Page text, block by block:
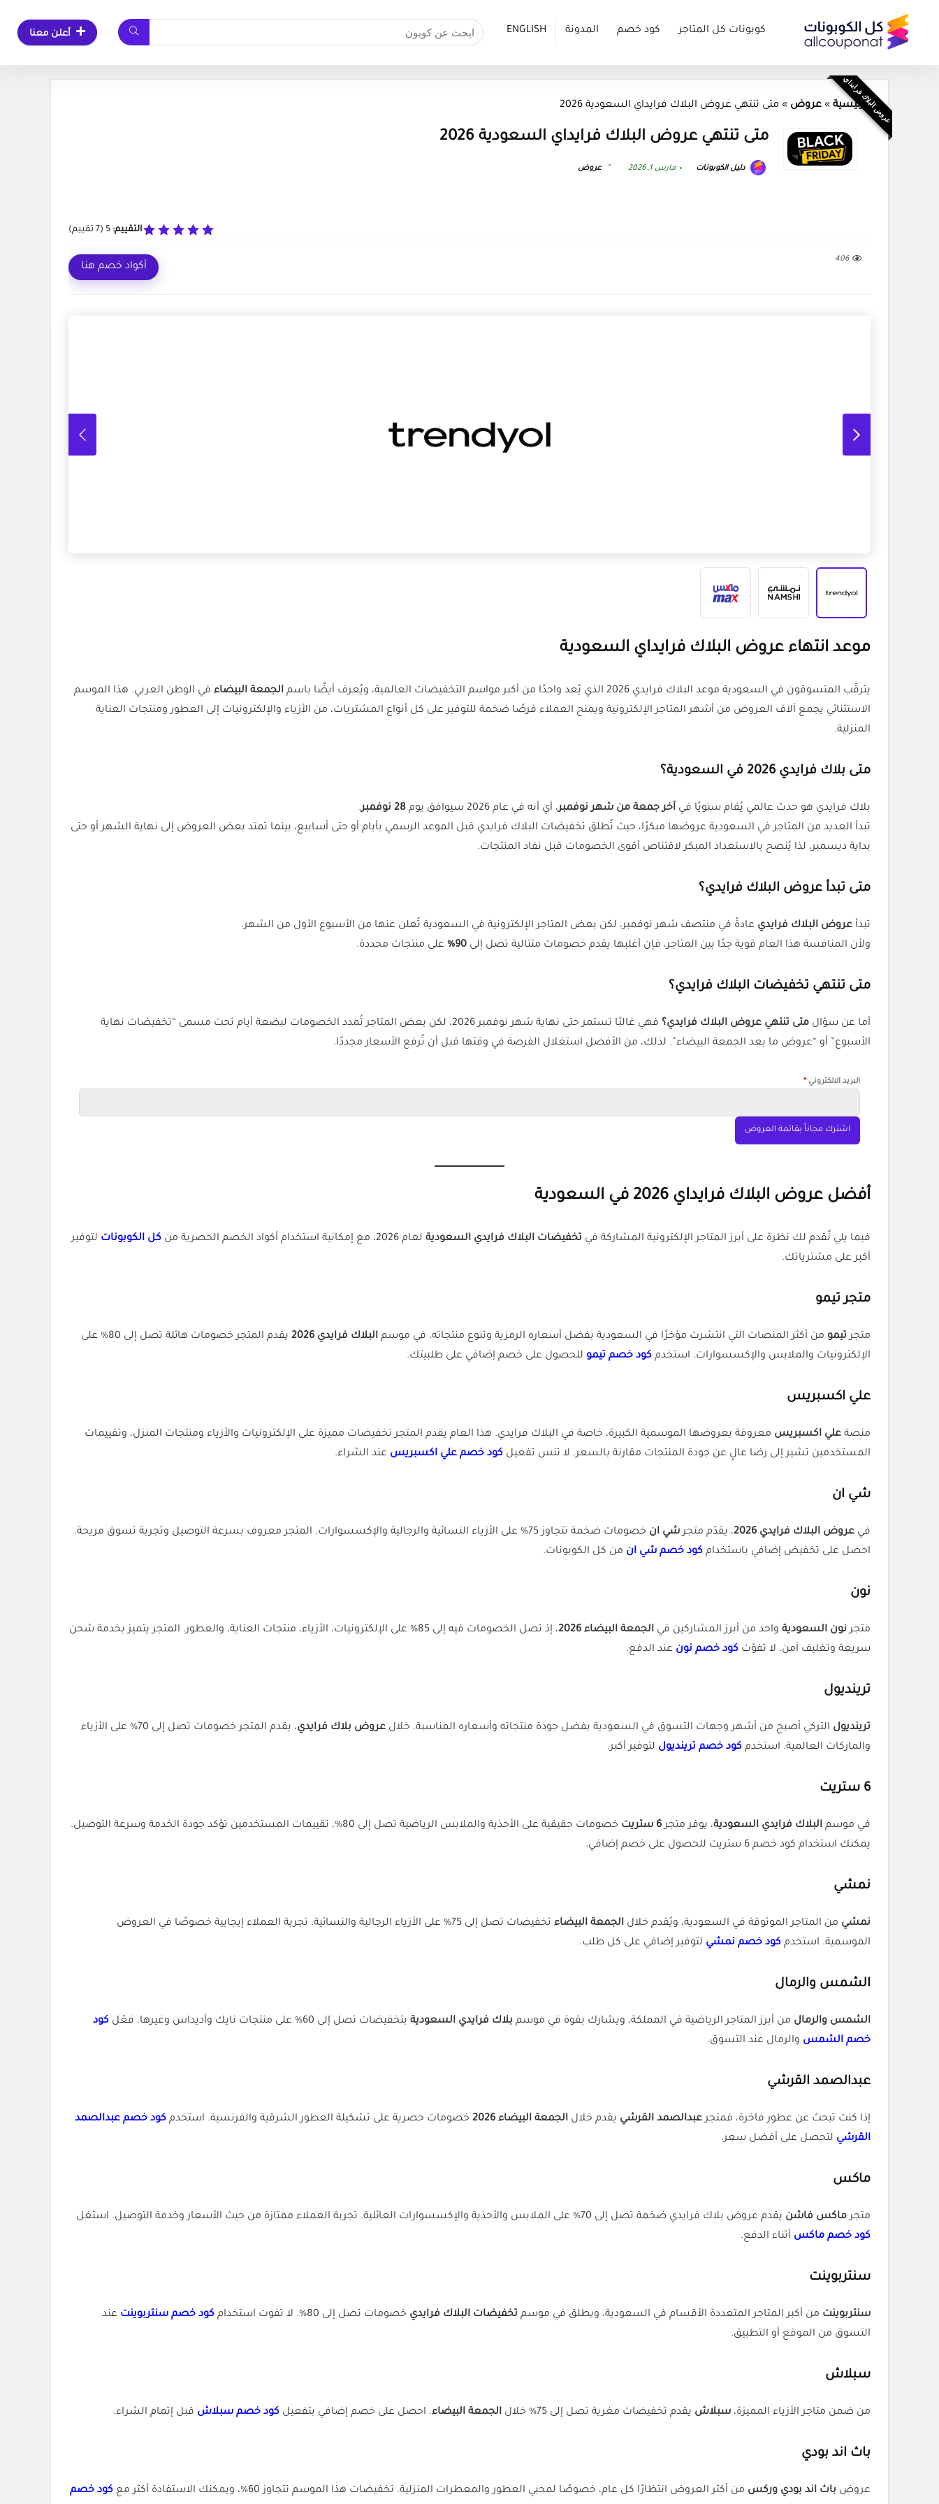
كوبونات كل المتاجر كود خصم المدونة ENGLISH أعلن معنا
الرئيسية » عروض » متى تنتهي عروض البلاك فرايداي السعودية 2026 عروض البلاك فرايداي
متى تنتهي عروض البلاك فرايداي السعودية 2026
دليل الكوبونات مارس 1, 2026 عروض
التقييم: 5
(
7 تقييم)
406
أكواد خصم هنا
موعد انتهاء عروض البلاك فرايداي السعودية
يترقّب المتسوقون في السعودية موعد البلاك فرايدي 2026 الذي يُعد واحدًا من أكبر مواسم التخفيضات العالمية، ويُعرف أيضًا باسم الجمعة البيضاء في الوطن العربي. هذا الموسم
الاستثنائي يجمع آلاف العروض من أشهر المتاجر الإلكترونية ويمنح العملاء فرصًا ضخمة للتوفير على كل أنواع المشتريات، من الأزياء والإلكترونيات إلى العطور ومنتجات العناية
المنزلية.
متى بلاك فرايدي 2026 في السعودية؟
بلاك فرايدي هو حدث عالمي يُقام سنويًا في آخر جمعة من شهر نوفمبر، أي أنه في عام 2026 سيوافق يوم 28 نوفمبر
.
تبدأ العديد من المتاجر في السعودية عروضها مبكرًا، حيث تُطلق تخفيضات البلاك فرايدي قبل الموعد الرسمي بأيام أو حتى أسابيع، بينما تمتد بعض العروض إلى نهاية الشهر أو حتى
بداية ديسمبر، لذا يُنصح بالاستعداد المبكر لاقتناص أقوى الخصومات قبل نفاد المنتجات.
متى تبدأ عروض البلاك فرايدي؟
تبدأ عروض البلاك فرايدي عادةً في منتصف شهر نوفمبر، لكن بعض المتاجر الإلكترونية في السعودية تُعلن عنها من الأسبوع الأول من الشهر.
ولأن المنافسة هذا العام قوية جدًا بين المتاجر، فإن أغلبها يقدم خصومات متتالية تصل إلى 90% على منتجات محددة.
متى تنتهي تخفيضات البلاك فرايدي؟
أما عن سؤال متى تنتهي عروض البلاك فرايدي؟
فهي غالبًا تستمر حتى نهاية شهر نوفمبر 2026، لكن بعض المتاجر تُمدد الخصومات لبضعة أيام تحت مسمى “تخفيضات نهاية
الأسبوع” أو “عروض ما بعد الجمعة البيضاء”. لذلك، من الأفضل استغلال الفرصة في وقتها قبل أن تُرفع الأسعار مجددًا.
البريد الالكتروني *
اشترك مجاناً بقائمة العروض
أفضل عروض البلاك فرايداي 2026 في السعودية
فيما يلي نُقدم لك نظرة على أبرز المتاجر الإلكترونية المشاركة في تخفيضات البلاك فرايدي السعودية لعام 2026، مع إمكانية استخدام أكواد الخصم الحصرية من كل الكوبونات لتوفير
أكبر على مشترياتك.
متجر تيمو
متجرتيمو من أكثر المنصات التي انتشرت مؤخرًا في السعودية بفضل أسعاره الرمزية وتنوع منتجاته. في موسم البلاك فرايدي 2026
يقدم المتجر خصومات هائلة تصل إلى 80% على
الإلكترونيات والملابس والإكسسوارات. استخدم كود خصم تيمو للحصول على خصم إضافي على طلبيتك.
علي اكسبريس
منصة علي اكسبريس معروفة بعروضها الموسمية الكبيرة، خاصة في البلاك فرايدي. هذا العام يقدم المتجر تخفيضات مميزة على الإلكترونيات والأزياء ومنتجات المنزل، وتقييمات
المستخدمين تشير إلى رضا عالٍ عن جودة المنتجات مقارنة بالسعر. لا تنس تفعيل كود خصم علي اكسبريس عند الشراء.
شي ان
في عروض البلاك فرايدي 2026 ، يقدّم متجرشي ان
خصومات ضخمة تتجاوز 75% على الأزياء النسائية والرجالية والإكسسوارات. المتجر معروف بسرعة التوصيل وتجربة تسوق مريحة.
احصل على تخفيض إضافي باستخدام كود خصم شي ان من كل الكوبونات.
نون
متجرنون السعودية واحد من أبرز المشاركين في الجمعة البيضاء 2026
، إذ تصل الخصومات فيه إلى 85% على الإلكترونيات، الأزياء، منتجات العناية، والعطور. المتجر يتميز بخدمة شحن
سريعة وتغليف آمن. لا تفوّت كود خصم نون عند الدفع.
ترينديول
ترينديول التركي أصبح من أشهر وجهات التسوق في السعودية بفضل جودة منتجاته وأسعاره المناسبة. خلال عروض بلاك فرايدي
، يقدم المتجر خصومات تصل إلى 70% على الأزياء
والماركات العالمية. استخدم كود خصم ترينديول لتوفير أكبر.
6 ستريت
في موسم البلاك فرايدي السعودية، يوفر متجر6 ستريت
خصومات حقيقية على الأحذية والملابس الرياضية تصل إلى 80%. تقييمات المستخدمين تؤكد جودة الخدمة وسرعة التوصيل.
يمكنك استخدام كود خصم 6 ستريت للحصول على خصم إضافي.
نمشي
نمشي من المتاجر الموثوقة في السعودية، ويُقدم خلال الجمعة البيضاء
تخفيضات تصل إلى 75% على الأزياء الرجالية والنسائية. تجربة العملاء إيجابية خصوصًا في العروض
الموسمية. استخدم كود خصم نمشي لتوفير إضافي على كل طلب.
الشمس والرمال
الشمس والرمال من أبرز المتاجر الرياضية في المملكة، ويشارك بقوة في موسم بلاك فرايدي السعودية بتخفيضات تصل إلى 60% على منتجات نايك وأديداس وغيرها. فعّل
كود
خصم الشمس والرمال عند التسوق.
عبدالصمد القرشي
إذا كنت تبحث عن عطور فاخرة، فمتجرعبدالصمد القرشي يقدم خلال الجمعة البيضاء 2026 خصومات حصرية على تشكيلة العطور الشرقية والفرنسية. استخدم كود خصم عبدالصمد
القرشي لتحصل على أفضل سعر.
ماكس
متجرماكس فاشن يقدم عروض بلاك فرايدي ضخمة تصل إلى 70% على الملابس والأحذية والإكسسوارات العائلية. تجربة العملاء ممتازة من حيث الأسعار وخدمة التوصيل. استغل
كود خصم ماكس أثناء الدفع.
سنتربوينت
سنتربوينت من أكبر المتاجر المتعددة الأقسام في السعودية، ويطلق في موسم تخفيضات البلاك فرايدي خصومات تصل إلى 80%. لا تفوت استخدام كود خصم سنتربوينت عند
التسوق من الموقع أو التطبيق.
سبلاش
من ضمن متاجر الأزياء المميزة، سبلاش يقدم تخفيضات مغرية تصل إلى 75% خلال الجمعة البيضاء. احصل على خصم إضافي بتفعيل كود خصم سبلاش قبل إتمام الشراء.
باث اند بودي
عروض باث اند بودي وركس من أكثر العروض انتظارًا كل عام، خصوصًا لمحبي العطور والمعطرات المنزلية. تخفيضات هذا الموسم تتجاوز 60%، ويمكنك الاستفادة أكثر مع كود خصم